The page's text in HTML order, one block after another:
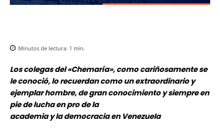
Minutos de lectura: 1 min.
Los colegas del «Chemaría», como cariñosamente se
le conoció, lo recuerdan como un extraordinario y
ejemplar hombre, de gran conocimiento y siempre en
pie de lucha en pro de la
academia y la democracia en Venezuela